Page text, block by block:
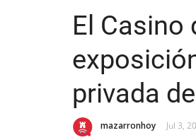
El Casino
privada
mazarronhoy Jul 3,